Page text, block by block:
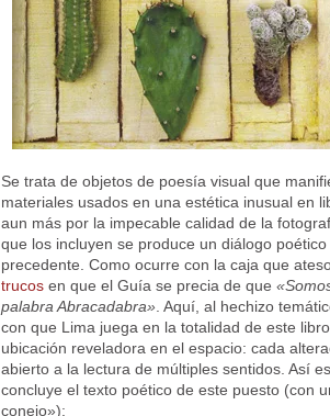
Se trata de objetos de poesía visual que
materiales usados en una estética inusual en
aun más por la impecable calidad de la
que los incluyen se produce un diálogo
precedente. Como ocurre con la caja que
trucosen que el Guía se precia de que
palabra Abracadabra». Aquí, al hechizo
con que Lima juega en la totalidad de este
ubicación reveladora en el espacio: cada
abierto a la lectura de múltiples sentidos. Así
concluye el texto poético de este puesto (con
conejo»):